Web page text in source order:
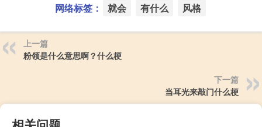
网络标签： 就会 有什么 风格
上一篇
粉领是什么意思啊？什么梗
下一篇
当耳光来敲门什么梗